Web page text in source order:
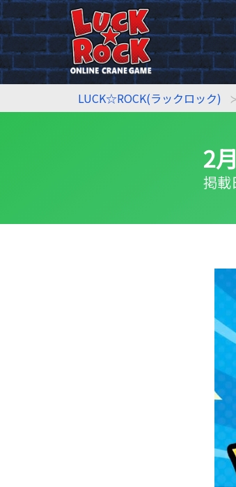
LUCK☆ROCK(ラックロック)
2
掲載